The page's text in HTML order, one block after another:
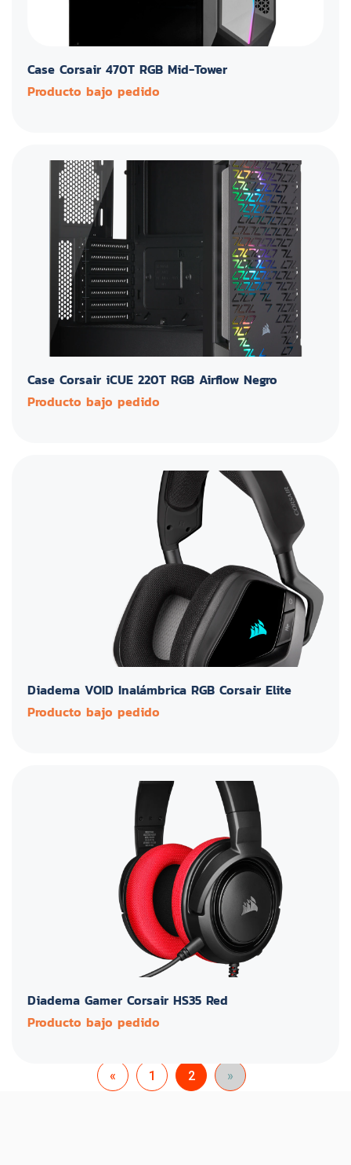
Case Corsair 470T RGB Mid-Tower
Producto bajo pedido
Case Corsair iCUE 220T RGB Airflow Negro
Producto bajo pedido
Diadema VOID Inalámbrica RGB Corsair Elite
Producto bajo pedido
Diadema Gamer Corsair HS35 Red
Producto bajo pedido
« 1 2 »